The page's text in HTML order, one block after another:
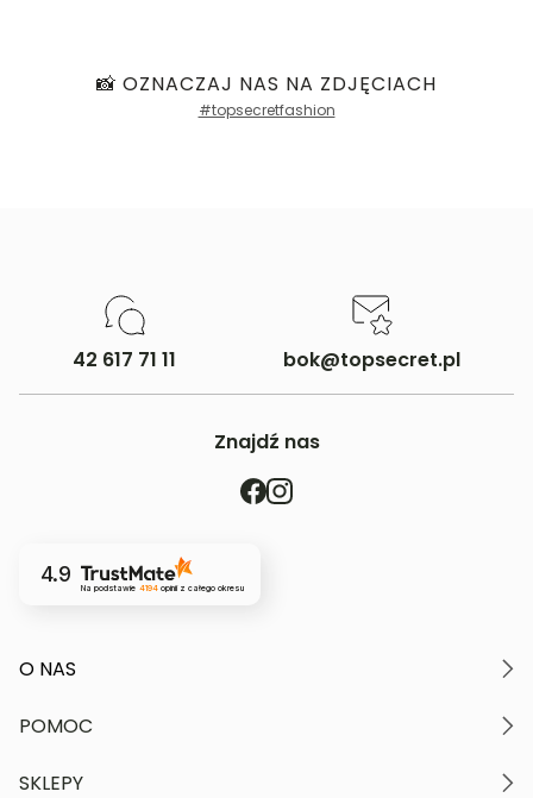
📸 OZNACZAJ NAS NA ZDJĘCIACH
#topsecretfashion
42 617 71 11 bok@topsecret.pl
Znajdź nas
4.9
Na podstawie 4194opinii z całego okresu
O NAS
Nasze wartości
Kontakt
POMOC
SKLEPY